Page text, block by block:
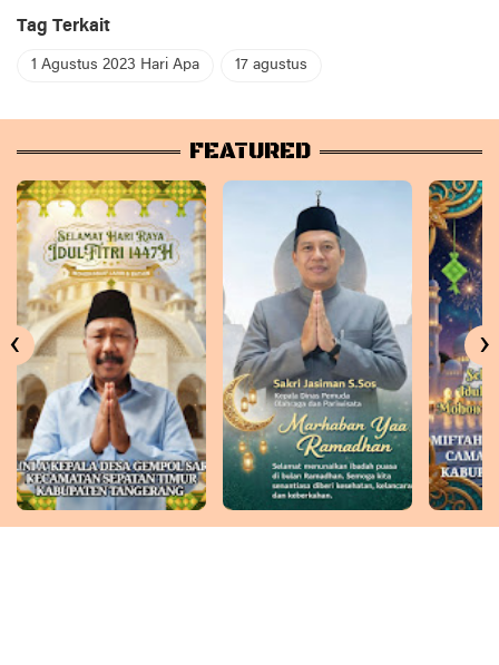
Tag Terkait
1 Agustus 2023 Hari Apa 17 agustus
FEATURED
‹ ›